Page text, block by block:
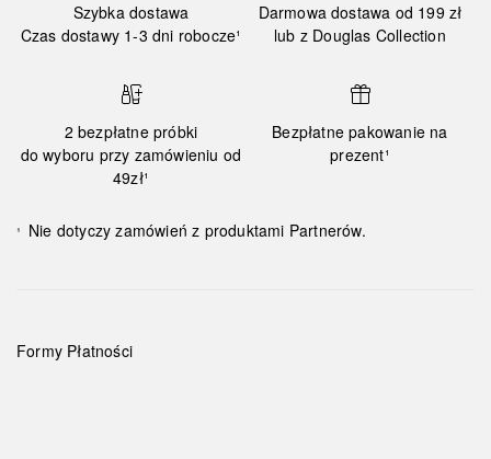
Szybka dostawa
Czas dostawy 1-3 dni robocze¹
Darmowa dostawa od 199 zł
lub z Douglas Collection
2 bezpłatne próbki
do wyboru przy zamówieniu od
49zł¹
Bezpłatne pakowanie na
prezent¹
¹ Nie dotyczy zamówień z produktami Partnerów.
Formy Płatności